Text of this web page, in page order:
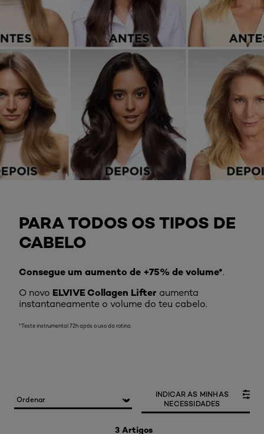
PARA TODOS OS TIPOS DE
CABELO
Consegue um aumento de +75% de volume*.
O novo ELVIVE Collagen Lifter aumenta
instantaneamente o volume do teu cabelo.
*Teste instrumental 72h após o uso da rotina.
3 Artigos
INDICAR AS MINHAS
NECESSIDADES